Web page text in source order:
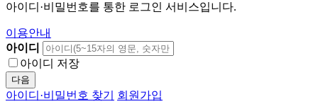
아이디·비밀번호를 통한 로그인 서비스입니다.
이용안내
아이디
아이디 저장
다음
아이디·비밀번호 찾기 회원가입